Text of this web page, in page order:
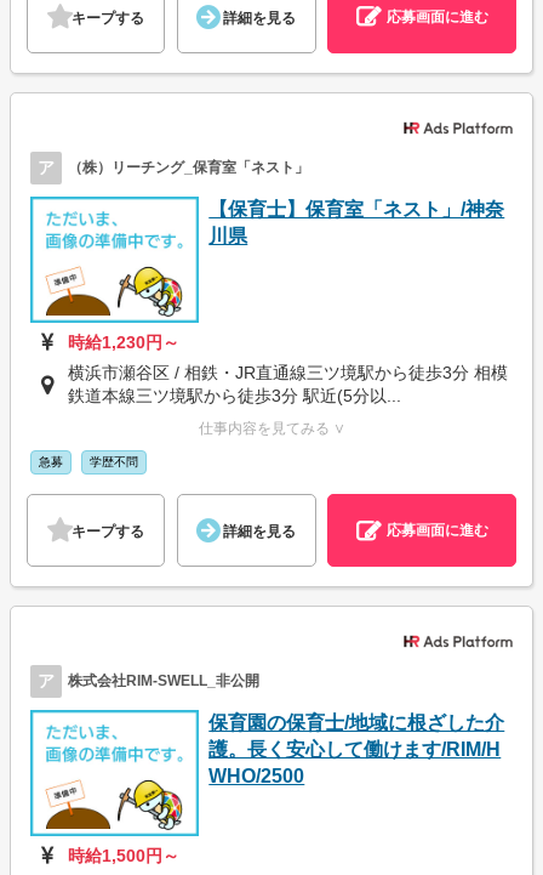
キープする 詳細を見る 応募画面に進む
ア （株）リーチング_保育室「ネスト」
【保育士】保育室「ネスト」/神奈
川県
時給1,230円～
横浜市瀬谷区 / 相鉄・JR直通線三ツ境駅から徒歩3分 相模
鉄道本線三ツ境駅から徒歩3分 駅近(5分以...
仕事内容を見てみる ∨
急募 学歴不問
キープする 詳細を見る 応募画面に進む
ア 株式会社RIM-SWELL_非公開
保育園の保育士/地域に根ざした介
護。長く安心して働けます/RIM/H
WHO/2500
時給1,500円～